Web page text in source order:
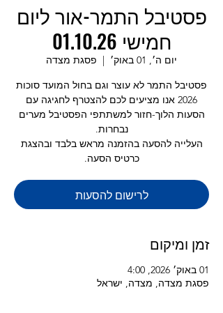
פסטיבל התמר-אור ליום
חמישי 01.10.26
יום ה׳, 01 באוק׳
  |
פסגת מצדה
פסטיבל התמר לא עוצר וגם בחול המועד סוכות
2026 אנו מציעים לכם להצטרף לחגיגה עם
הסעות הלוך-חזור למשתתפי הפסטיבל מערים
העלייה להסעה בהזמנה מראש בלבד ובהצגת
כרטיס הסעה.
לרישום להסעות
זמן ומיקום
01 באוק׳ 2026, 4:00
פסגת מצדה, מצדה, ישראל